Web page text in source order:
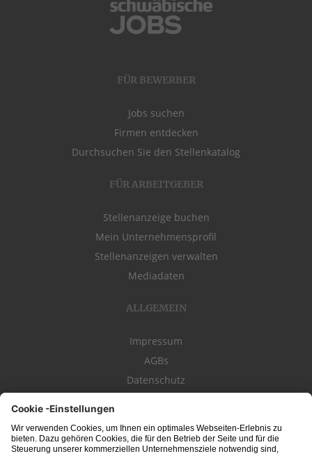
FÜR BEWERBER
Jobs suchen
Firmen entdecken
Durchsuchen Sie den Stellenkatalog
FÜR ARBEITGEBER
Stellenanzeige buchen
Mein Unternehmensprofil
Stellenanzeigen verwalten
Mediadaten
ALLGEMEIN
Impressum
AGBs
Datenschutz